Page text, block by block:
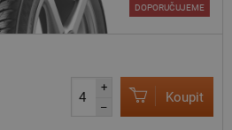
DOPORUČUJEME
+
–
Koupit